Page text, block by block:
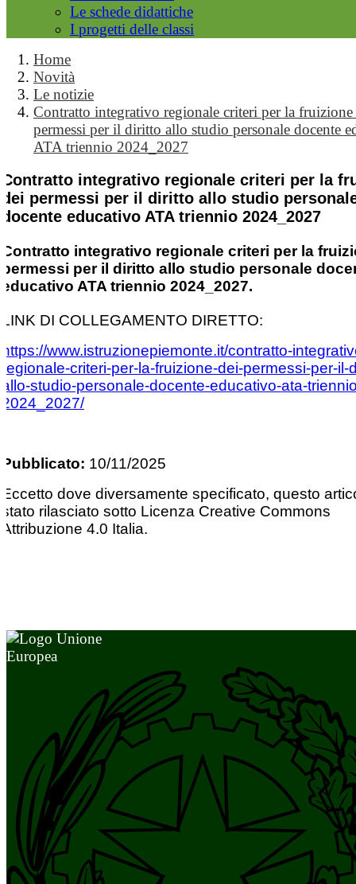
Le schede didattiche
I progetti delle classi
Home
Novità
Le notizie
Contratto integrativo regionale criteri per la fruizione
permessi per il diritto allo studio personale docente
ATA triennio 2024_2027
Contratto integrativo regionale criteri per la
dei permessi per il diritto allo studio
docente educativo ATA triennio 2024_2027
Contratto integrativo regionale criteri per la
permessi per il diritto allo studio personale
educativo ATA triennio 2024_2027.
LINK DI COLLEGAMENTO DIRETTO:
https://www.istruzionepiemonte.it/contratto-
regionale-criteri-per-la-fruizione-dei-permessi-per-il-
allo-studio-personale-docente-educativo-ata-
2024_2027/
Pubblicato: 10/11/2025
Eccetto dove diversamente specificato, questo
stato rilasciato sotto Licenza Creative Commons
Attribuzione 4.0 Italia.